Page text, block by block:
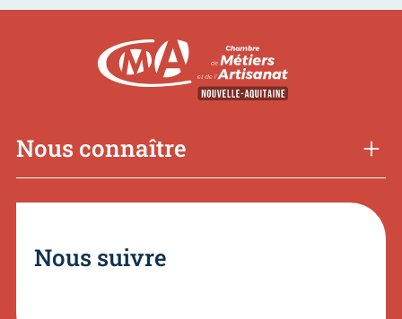
Nous connaître
Nous suivre